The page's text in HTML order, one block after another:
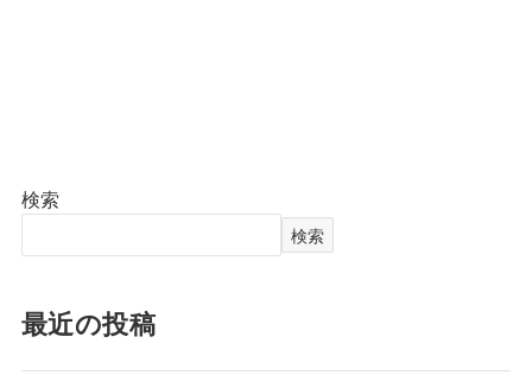
検索
検索
最近の投稿